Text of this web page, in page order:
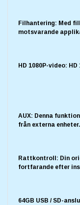
Filhantering: Med
motsvarande
HD 1080P-video:
AUX: Denna
från externa enheter.
Rattkontroll: Din
fortfarande efter
64GB USB / SD-